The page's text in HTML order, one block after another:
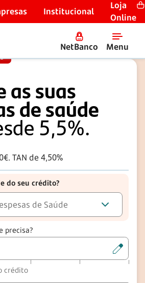
Institucional
Loja
Online
NetBanco Menu
as suas
de saúde
5,5%.
TAN de 4,50%
do seu crédito?
de Saúde
precisa?
escrever o montante ou ajustar o controlo
crédito